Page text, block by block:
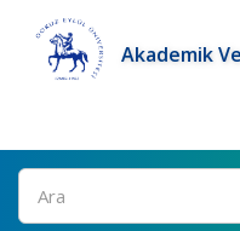
Akademik
Ara